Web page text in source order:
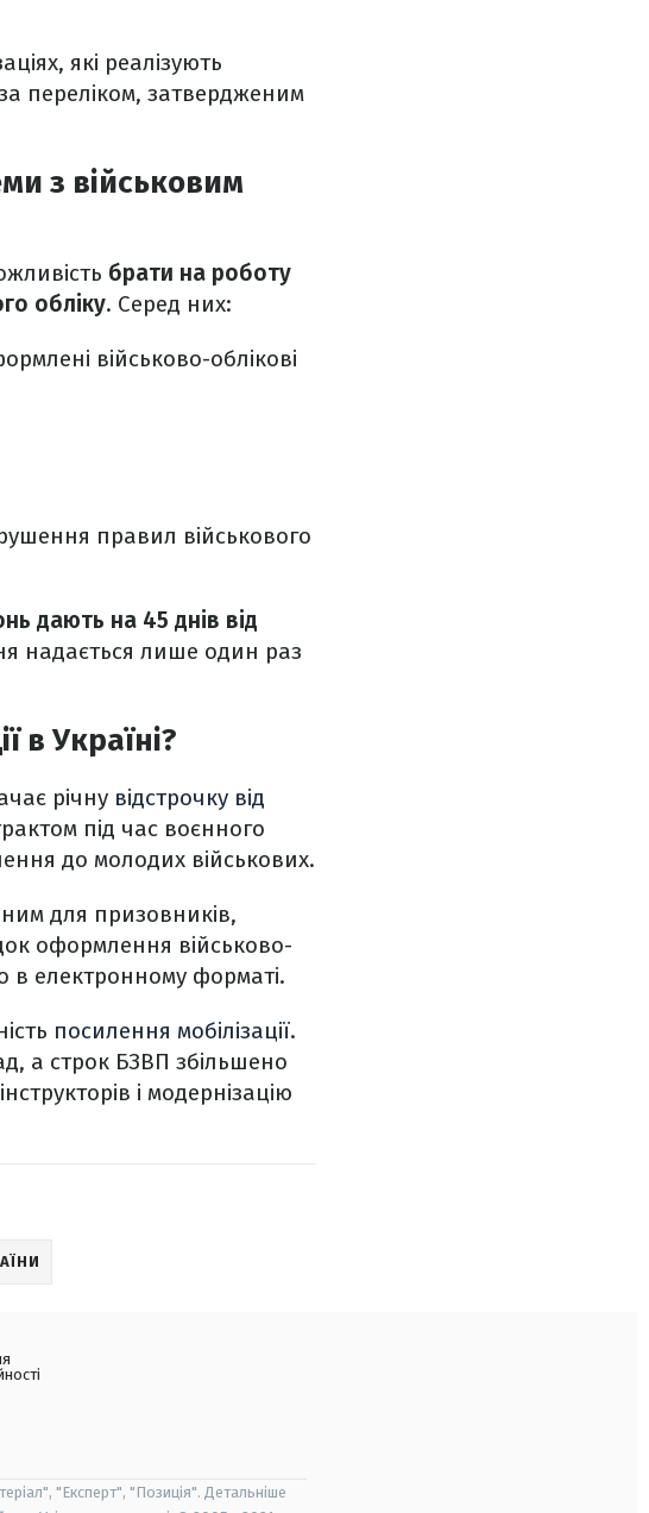
які реалізують
переліком, затвердженим
з військовим
брати на роботу
обліку. Серед них:
військово-облікові
правил військового
дають на 45 днів від
надається лише один раз
в Україні?
річну відстрочку від
під час воєнного
до молодих військових.
для призовників,
оформлення військово-
в електронному форматі.
посилення мобілізації.
а строк БЗВП збільшено
і модернізацію
"Експерт", "Позиція". Детальніше